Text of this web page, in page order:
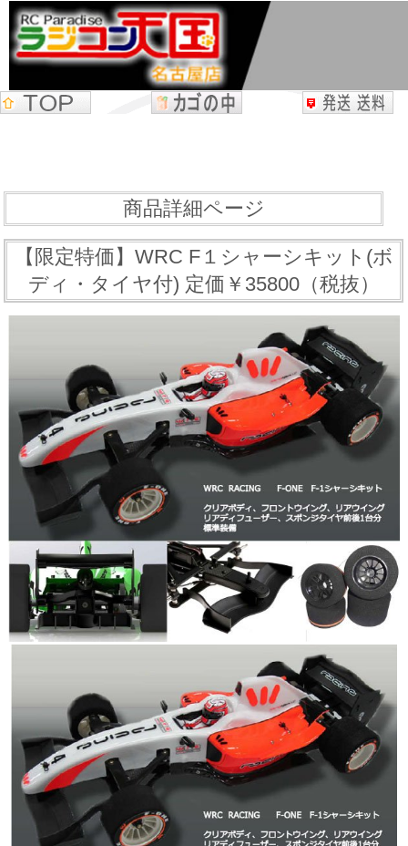
商品詳細ページ
【限定特価】WRC F１シャーシキット(ボ
ディ・タイヤ付) 定価￥35800（税抜）